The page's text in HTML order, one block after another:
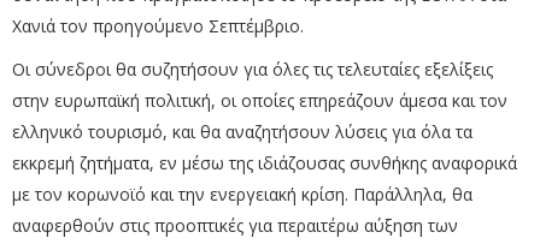
Χανιά τον προηγούμενο Σεπτέμβριο.
Οι σύνεδροι θα συζητήσουν για όλες τις τελευταίες εξελίξεις
στην ευρωπαϊκή πολιτική, οι οποίες επηρεάζουν άμεσα και τον
ελληνικό τουρισμό, και θα αναζητήσουν λύσεις για όλα τα
εκκρεμή ζητήματα, εν μέσω της ιδιάζουσας συνθήκης αναφορικά
με τον κορωνοϊό και την ενεργειακή κρίση. Παράλληλα, θα
αναφερθούν στις προοπτικές για περαιτέρω αύξηση των